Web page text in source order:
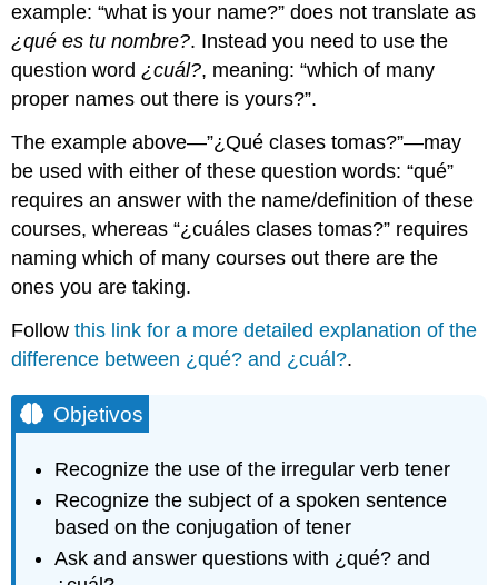
example: “what is your name?” does not translate as
¿qué es tu nombre?. Instead you need to use the
question word¿cuál?, meaning: “which of many
proper names out there is yours?”.
The example above—”¿Qué clases tomas?”—may
be used with either of these question words:“qué”
requires an answer with the name/definition of these
courses, whereas “¿cuáles clases tomas?” requires
naming which of many courses out there are the
ones you are taking.
Followthis link for a more detailed explanation of the
difference between ¿qué? and ¿cuál?.
Objetivos
Recognize the use of the irregular verb tener
Recognize the subject of a spoken sentence
based on the conjugation of tener
Ask and answer questions with ¿qué? and